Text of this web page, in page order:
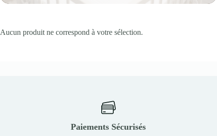
Aucun produit ne correspond à votre sélection.
Paiements Sécurisés